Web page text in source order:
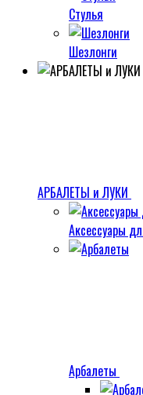
Стулья
Шезлонги
АРБАЛЕТЫ и ЛУКИ
Аксессуары
Арбалеты